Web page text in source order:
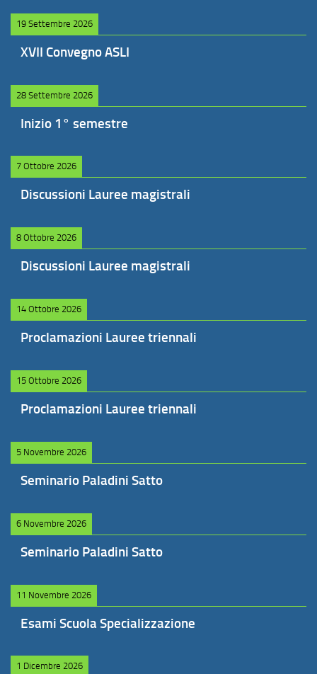
19 Settembre 2026
XVII Convegno ASLI
28 Settembre 2026
Inizio 1° semestre
7 Ottobre 2026
Discussioni Lauree magistrali
8 Ottobre 2026
Discussioni Lauree magistrali
14 Ottobre 2026
Proclamazioni Lauree triennali
15 Ottobre 2026
Proclamazioni Lauree triennali
5 Novembre 2026
Seminario Paladini Satto
6 Novembre 2026
Seminario Paladini Satto
11 Novembre 2026
Esami Scuola Specializzazione
1 Dicembre 2026